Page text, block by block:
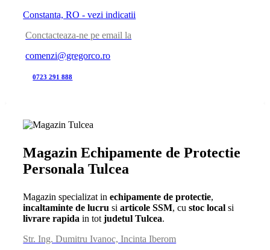
Constanta, RO - vezi indicatii
Conctacteaza-ne pe email la
comenzi@gregorco.ro
0723 291 888
Magazin Echipamente de Protectie
Personala Tulcea
Magazin specializat inechipamente de protectie,
incaltaminte de lucru siarticole SSM, cu stoc local si
livrare rapida in totjudetul Tulcea.
Str. Ing. Dumitru Ivanoc, Incinta Iberom